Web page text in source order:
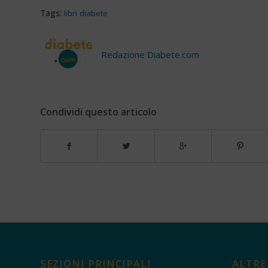
Tags: libri diabete
Redazione Diabete.com
Condividi questo articolo
SEZIONI PRINCIPALI